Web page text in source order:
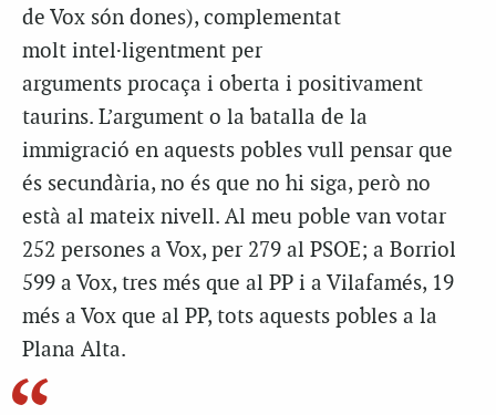
de Vox són dones), complementat
molt intel·ligentment per
arguments procaça i oberta i positivament
taurins. L’argument o la batalla de la
immigració en aquests pobles vull pensar que
és secundària, no és que no hi siga, però no
està al mateix nivell. Al meu poble van votar
252 persones a Vox, per 279 al PSOE; a Borriol
599 a Vox, tres més que al PP i a Vilafamés, 19
més a Vox que al PP, tots aquests pobles a la
Plana Alta.